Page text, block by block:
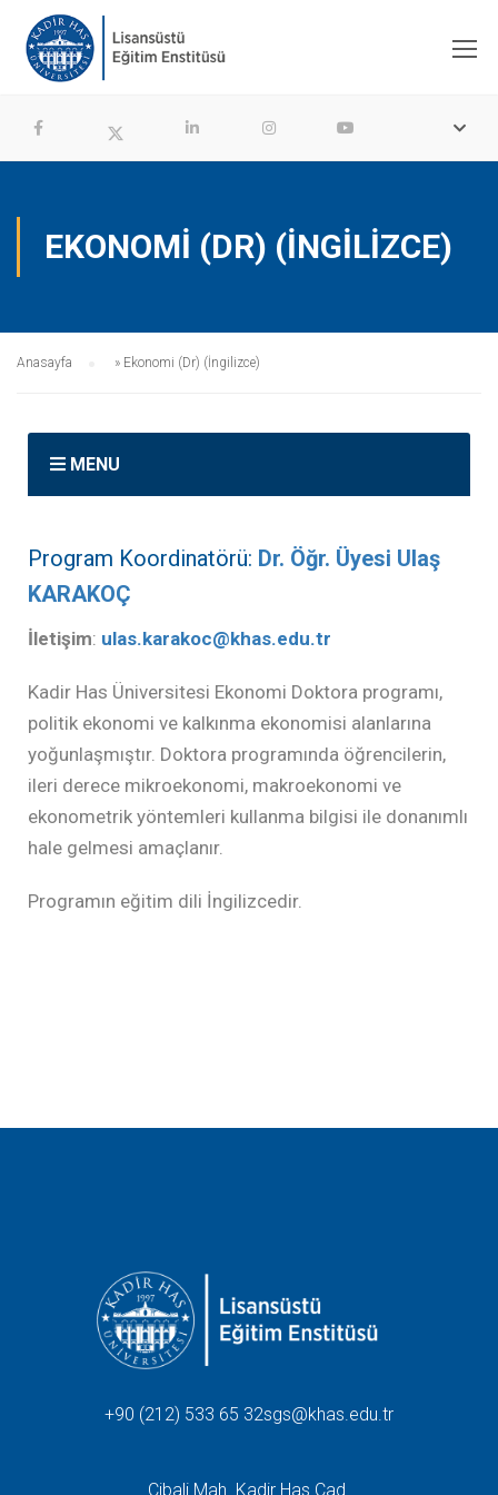
EKONOMI (DR) (İNGILIZCE)
Anasayfa » Ekonomi (Dr) (İngilizce)
MENU
Program Koordinatörü: Dr. Öğr. Üyesi Ulaş
KARAKOÇ
İletişim: ulas.karakoc@khas.edu.tr
Kadir Has Üniversitesi Ekonomi Doktora programı,
politik ekonomi ve kalkınma ekonomisi alanlarına
yoğunlaşmıştır. Doktora programında öğrencilerin,
ileri derece mikroekonomi, makroekonomi ve
ekonometrik yöntemleri kullanma bilgisi ile donanımlı
hale gelmesi amaçlanır.
Programın eğitim dili İngilizcedir.
+90 (212) 533 65 32sgs@khas.edu.tr
Cibali Mah. Kadir Has Cad.